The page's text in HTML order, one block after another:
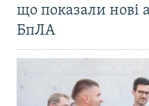
що показали нові
БпЛА